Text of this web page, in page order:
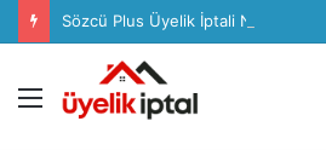
Sözcü Plus Üyelik İptali Nasıl Yapılır
Menü